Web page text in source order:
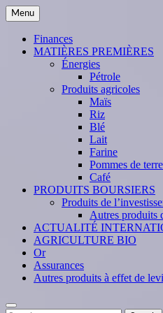
Skip
to
content
Menu
Finances
MATIÈRES PREMIÈRES
Énergies
Pétrole
Produits agricoles
Maïs
Riz
Blé
Lait
Farine
Pommes de terre
Café
PRODUITS BOURSIERS
Produits de
Autres produits
ACTUALITÉ
AGRICULTURE BIO
Or
Assurances
Autres produits à effet de
Search